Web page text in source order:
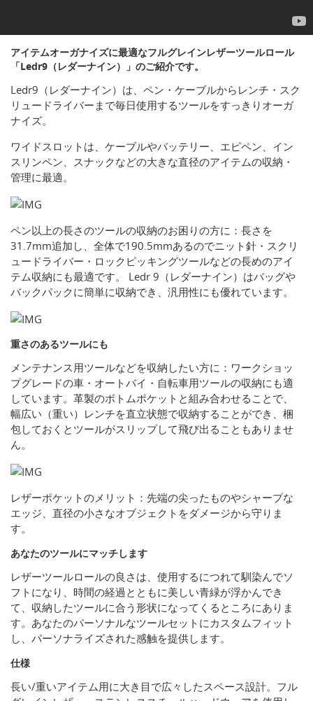
アイテムオーガナイズに最適なフルグレインレザーツールロール
「Ledr9（レダーナイン）」のご紹介です。
Ledr9（レダーナイン）は、ペン・ケーブルからレンチ・スク
リュードライバーまで毎日使用するツールをすっきりオーガ
ナイズ。
ワイドスロットは、ケーブルやバッテリー、エピペン、イン
スリンペン、スナックなどの大きな直径のアイテムの収納・
管理に最適。
ペン以上の長さのツールの収納のお困りの方に：長さを
31.7mm追加し、全体で190.5mmあるのでニット針・スクリ
ュードライバー・ロックピッキングツールなどの長めのアイ
テム収納にも最適です。 Ledr 9（レダーナイン）はバッグや
バックパックに簡単に収納でき、汎用性にも優れています。
重さのあるツールにも
メンテナンス用ツールなどを収納したい方に：ワークショッ
プグレードの車・オートバイ・自転車用ツールの収納にも適
しています。革製のボトムポケットと組み合わせることで、
幅広い（重い）レンチを直立状態で収納することができ、梱
包しておくとツールがスリップして飛び出ることもありませ
ん。
レザーポケットのメリット：先端の尖ったものやシャープな
エッジ、直径の小さなオブジェクトをダメージから守りま
す。
あなたのツールにマッチします
レザーツールロールの良さは、使用するにつれて馴染んでソ
フトになり、時間の経過とともに美しい青緑が浮かんでき
て、収納したツールに合う形状になってくるところにありま
す。あなたのパーソナルなツールセットにカスタムフィット
し、パーソナライズされた感触を提供します。
仕様
長い/重いアイテム用に大き目で広々したスペース設計。フル